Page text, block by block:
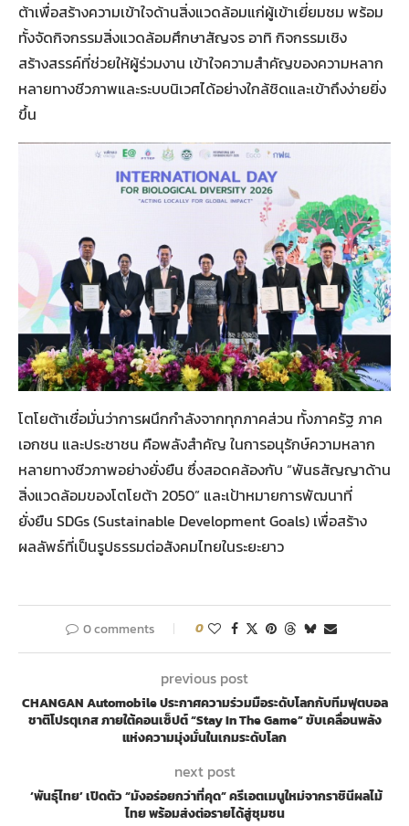
ต้าเพื่อสร้างความเข้าใจด้านสิ่งแวดล้อมแก่ผู้เข้าเยี่ยมชม พร้อม
ทั้งจัดกิจกรรมสิ่งแวดล้อมศึกษาสัญจร อาทิ กิจกรรมเชิง
สร้างสรรค์ที่ช่วยให้ผู้ร่วมงาน เข้าใจความสำคัญของความหลาก
หลายทางชีวภาพและระบบนิเวศได้อย่างใกล้ชิดและเข้าถึงง่ายยิ่ง
ขึ้น
โตโยต้าเชื่อมั่นว่าการผนึกกำลังจากทุกภาคส่วน ทั้งภาครัฐ ภาค
เอกชน และประชาชน คือพลังสำคัญ ในการอนุรักษ์ความหลาก
หลายทางชีวภาพอย่างยั่งยืน ซึ่งสอดคล้องกับ “พันธสัญญาด้าน
สิ่งแวดล้อมของโตโยต้า 2050” และเป้าหมายการพัฒนาที่
ยั่งยืน SDGs (Sustainable Development Goals) เพื่อสร้าง
ผลลัพธ์ที่เป็นรูปธรรมต่อสังคมไทยในระยะยาว
0 comments 0
previous post
CHANGAN Automobile ประกาศความร่วมมือระดับโลกกับทีมฟุตบอล
ชาติโปรตุเกส ภายใต้คอนเซ็ปต์ “Stay In The Game” ขับเคลื่อนพลัง
แห่งความมุ่งมั่นในเกมระดับโลก
next post
‘พันธุ์ไทย’ เปิดตัว “มังอร่อยกว่าที่คุด” ครีเอตเมนูใหม่จากราชินีผลไม้
ไทย พร้อมส่งต่อรายได้สู่ชุมชน